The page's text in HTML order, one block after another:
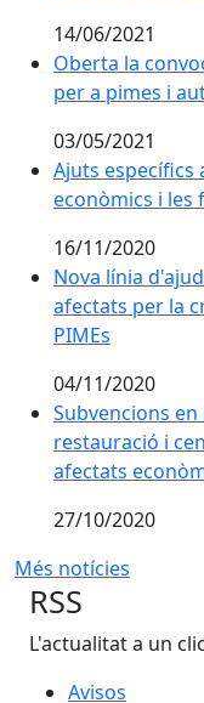
14/06/2021
Oberta la
Oberta la
per a pimes i
03/05/2021
Ajuts específics
Ajuts específics
econòmics i les
16/11/2020
Nova línia
Nova línia
afectats per la
PIMEs
04/11/2020
Subvencions
Subvencions
restauració i
afectats
27/10/2020
Més notícies
RSS
L'actualitat a un clic
Avisos